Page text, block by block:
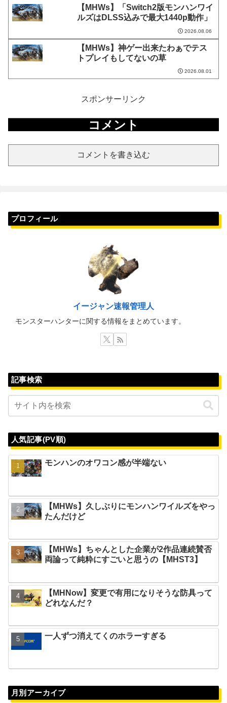
【MHWs】「Switch2版モンハンワイ
ルズはDLSS込みで最大1440p動作」
2026.08.06
【MHWs】神ゲー出来たわぁでテス
トプレイもしてないの草
2026.08.01
スポンサーリンク
コメント
コメントを書き込む
プロフィール
イージャン速報管理人
モンスターハンターに関する情報をまとめています。
記事検索
人気記事(PV順)
モンハンのオワコン感が半端ない
【MHWs】久しぶりにモンハンワイルズをやっ
たんだけど
【MHWs】ちゃんとした企業が2作品連続賛否
両論って純粋にすごいと思うの【MHST3】
【MHNow】変更で有用になりそうな防具って
どれなんだ？
一人ずつ消えてくのホラーすぎる
月別アーカイブ